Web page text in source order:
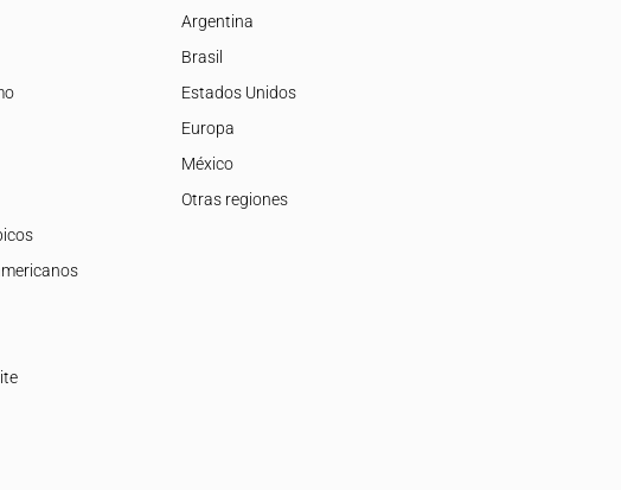
Argentina
Brasil
Estados Unidos
Europa
México
Otras regiones